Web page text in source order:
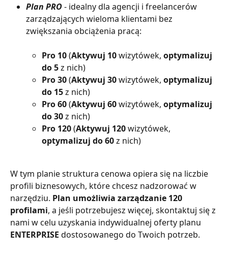
Plan PRO - idealny dla agencji i freelancerów
zarządzających wieloma klientami bez
zwiększania obciążenia pracą:
Pro 10 (Aktywuj 10 wizytówek, optymalizuj
do 5 z nich)
Pro 30 (Aktywuj 30 wizytówek, optymalizuj
do 15 z nich)
Pro 60 (Aktywuj 60 wizytówek, optymalizuj
do 30 z nich)
Pro 120 (Aktywuj 120 wizytówek,
optymalizuj do 60 z nich)
W tym planie struktura cenowa opiera się na liczbie
profili biznesowych, które chcesz nadzorować w
narzędziu. Plan umożliwia zarządzanie 120
profilami, a jeśli potrzebujesz więcej, skontaktuj się z
nami w celu uzyskania indywidualnej oferty planu
ENTERPRISE dostosowanego do Twoich potrzeb.